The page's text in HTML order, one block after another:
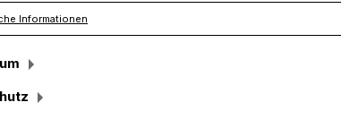
Professorin, Leiterin des „Departments
an der Donau-Universität“
des „European Democracy Lab“ in
Guérot und Europa würden in eines
Guérot „Europa“ zu Eigen gemacht.
Informationen